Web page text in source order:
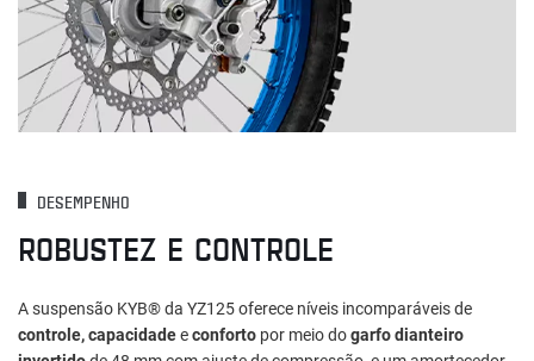
DESEMPENHO
ROBUSTEZ E CONTROLE
A suspensão KYB® da YZ125 oferece níveis incomparáveis de
controle, capacidadeeconforto por meio dogarfo dianteiro